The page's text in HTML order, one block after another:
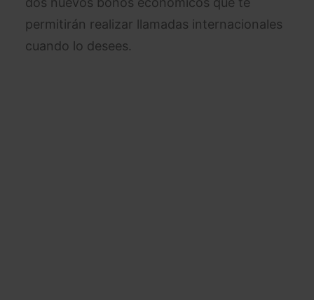
permitirán realizar llamadas internacionales
cuando lo desees.